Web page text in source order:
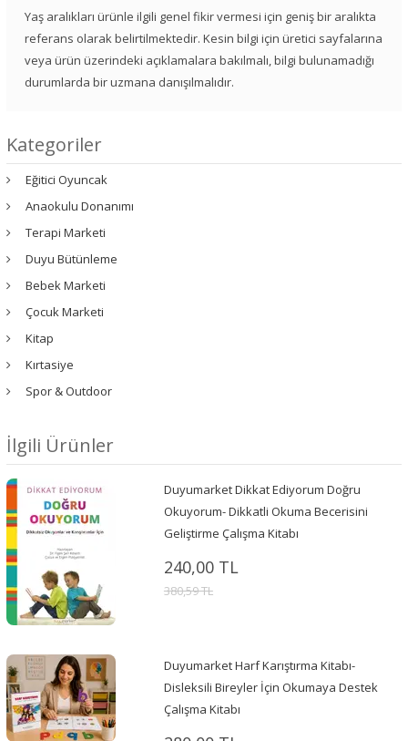
Yaş aralıkları ürünle ilgili genel fikir vermesi için geniş bir aralıkta
referans olarak belirtilmektedir. Kesin bilgi için üretici sayfalarına
veya ürün üzerindeki açıklamalara bakılmalı, bilgi bulunamadığı
durumlarda bir uzmana danışılmalıdır.
Kategoriler
Eğitici Oyuncak
Anaokulu Donanımı
Terapi Marketi
Duyu Bütünleme
Bebek Marketi
Çocuk Marketi
Kitap
Kırtasiye
Spor & Outdoor
İlgili Ürünler
Duyumarket Dikkat Ediyorum Doğru
Okuyorum- Dikkatli Okuma Becerisini
Geliştirme Çalışma Kitabı
240,00 TL
380,59 TL
Duyumarket Harf Karıştırma Kitabı-
Disleksili Bireyler İçin Okumaya Destek
Çalışma Kitabı